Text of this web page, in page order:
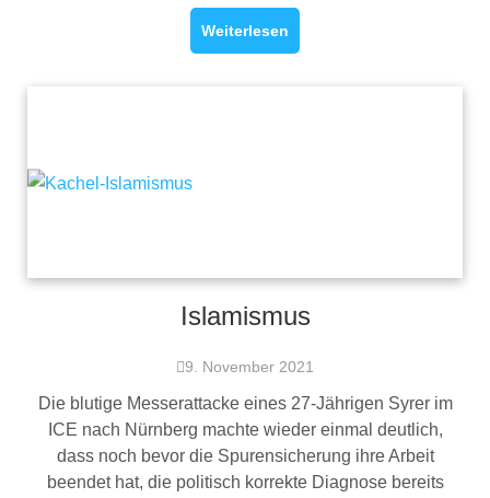
Weiterlesen
Islamismus
9. November 2021
Die blutige Messerattacke eines 27-Jährigen Syrer im
ICE nach Nürnberg machte wieder einmal deutlich,
dass noch bevor die Spurensicherung ihre Arbeit
beendet hat, die politisch korrekte Diagnose bereits